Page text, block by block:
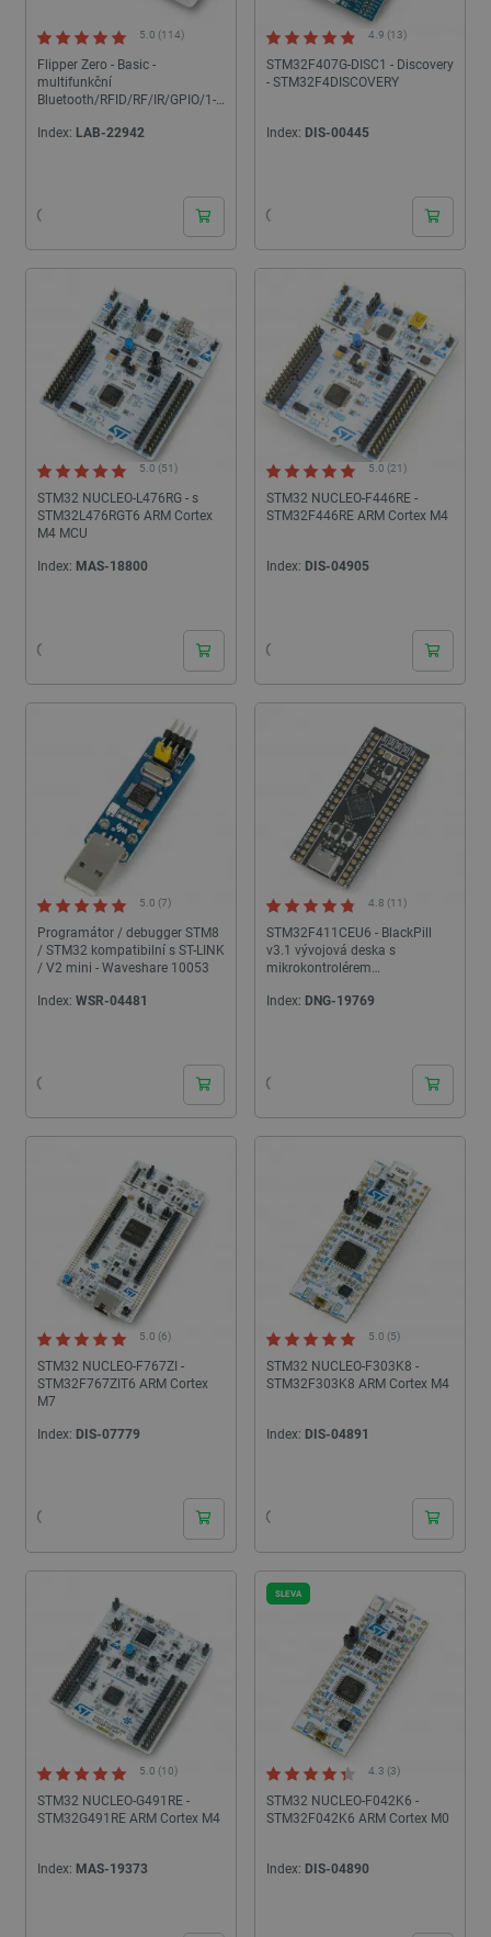
Flipper Zero - Basic -
multifunkční
Bluetooth/RFID/RF/IR/GPIO/1-
5.0 (114)
Index: LAB-22942
STM32F407G-DISC1 - Discovery
- STM32F4DISCOVERY
4.9 (13)
Index: DIS-00445
STM32 NUCLEO-L476RG - s
STM32L476RGT6 ARM Cortex
M4 MCU
5.0 (51)
Index: MAS-18800
STM32 NUCLEO-F446RE -
STM32F446RE ARM Cortex M4
5.0 (21)
Index: DIS-04905
Programátor / debugger STM8
/ STM32 kompatibilní s ST-LINK
/ V2 mini - Waveshare 10053
5.0 (7)
Index: WSR-04481
STM32F411CEU6 - BlackPill
v3.1 vývojová deska s
mikrokontrolérem
Studio
4.8 (11)
Index: DNG-19769
STM32 NUCLEO-F767ZI -
STM32F767ZIT6 ARM Cortex
M7
5.0 (6)
Index: DIS-07779
STM32 NUCLEO-F303K8 -
STM32F303K8 ARM Cortex M4
5.0 (5)
Index: DIS-04891
STM32 NUCLEO-G491RE -
STM32G491RE ARM Cortex M4
5.0 (10)
Index: MAS-19373
STM32 NUCLEO-F042K6 -
STM32F042K6 ARM Cortex M0
4.3 (3)
Index: DIS-04890
SLEVA